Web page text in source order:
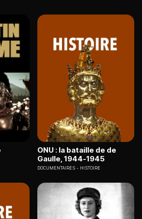
ONU : la bataille de de
Gaulle, 1944-1945
DOCUMENTAIRES HISTOIRE